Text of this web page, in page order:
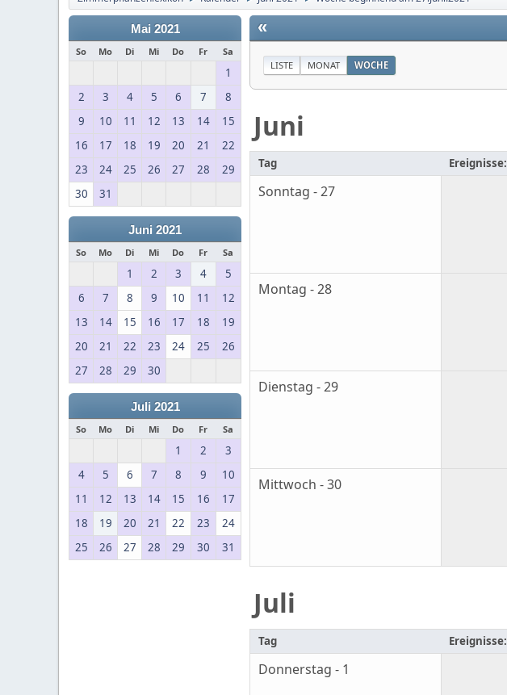
Mai 2021
So Mo Di Mi Do Fr Sa
1
2
3 4 5 6 7
8
9
10 11 12 13 14
15
16
17 18 19 20 21
22
23
24 25 26 27 28
29
30
31
Juni 2021
So Mo Di Mi Do Fr Sa
1 2 3 4
5
6
7 8 9 10 11
12
13
14 15 16 17 18
19
20
21 22 23 24 25
26
27
28 29 30
Juli 2021
So Mo Di Mi Do Fr Sa
1 2
3
4
5 6 7 8 9
10
11
12 13 14 15 16
17
18
19 20 21 22 23
24
25
26 27 28 29 30 31
«
LISTE MONAT WOCHE
Juni
Tag Ereignisse:
Sonntag - 27
Montag - 28
Dienstag - 29
Mittwoch - 30
Juli
Tag Ereignisse:
Donnerstag - 1